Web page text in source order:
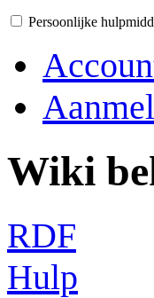
Persoonlijke
Wiki
RDF
Hulp